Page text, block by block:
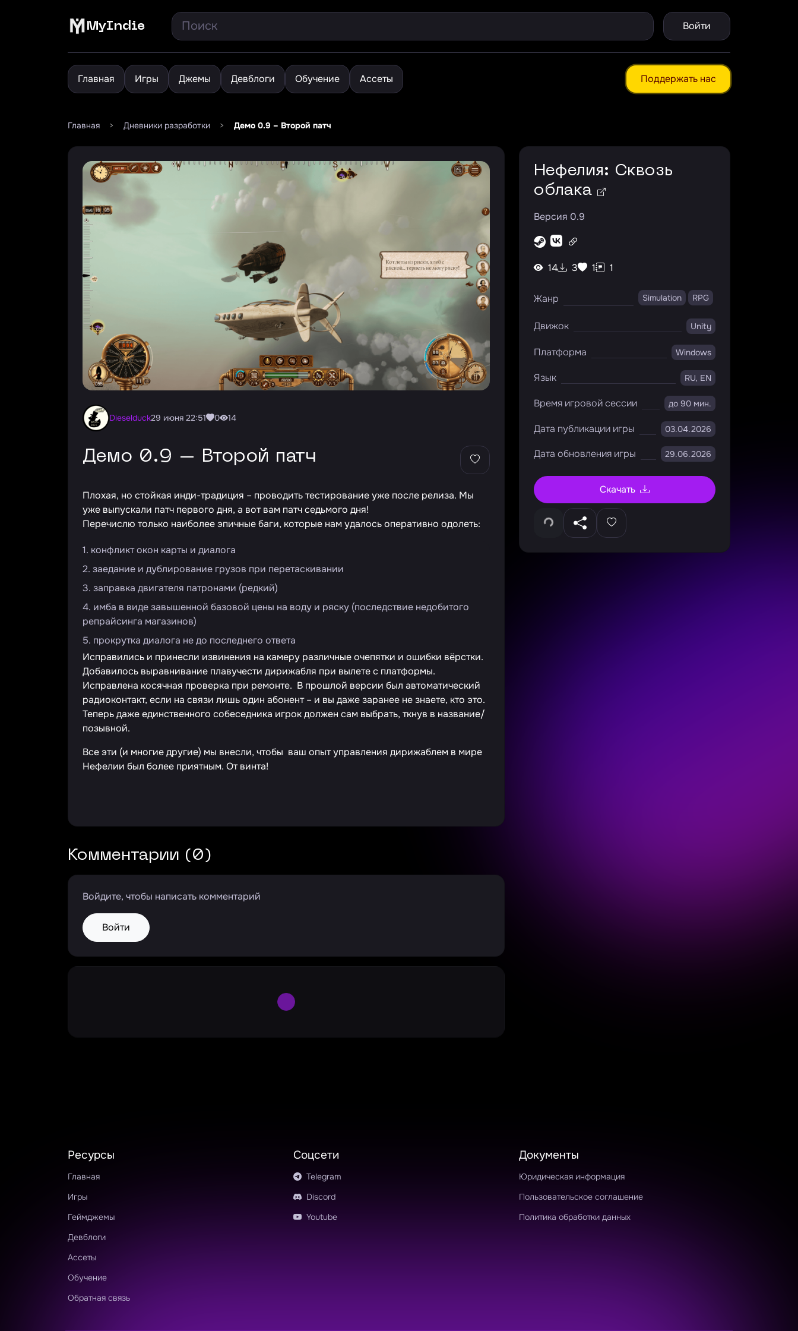
MyIndie Войти
Главная Игры Джемы Девблоги Обучение Ассеты Поддержать нас
Главная > Дневники разработки > Демо 0.9 – Второй патч
Dieselduck29 июня 22:51 0 14
Демо 0.9 – Второй патч
Плохая, но стойкая инди-традиция – проводить тестирование уже после релиза. Мы
уже выпускали патч первого дня, а вот вам патч седьмого дня!
Перечислю только наиболее эпичные баги, которые нам удалось оперативно одолеть:
конфликт окон карты и диалога
заедание и дублирование грузов при перетаскивании
заправка двигателя патронами (редкий)
имба в виде завышенной базовой цены на воду и ряску (последствие недобитого
репрайсинга магазинов)
прокрутка диалога не до последнего ответа
Исправились и принесли извинения на камеру различные очепятки и ошибки вёрстки.
Добавилось выравнивание плавучести дирижабля при вылете с платформы.
Исправлена косячная проверка при ремонте. В прошлой версии был автоматический
радиоконтакт, если на связи лишь один абонент – и вы даже заранее не знаете, кто это.
Теперь даже единственного собеседника игрок должен сам выбрать, ткнув в название/
позывной.
Все эти (и многие другие) мы внесли, чтобы ваш опыт управления дирижаблем в мире
Нефелии был более приятным. От винта!
Комментарии (0)
Войдите, чтобы написать комментарий
Войти
Large Spinner
Нефелия: Сквозь
облака
Версия 0.9
14 3 1 1
Жанр Simulation RPG
Движок Unity
Платформа Windows
Язык RU, EN
Время игровой сессии до 90 мин.
Дата публикации игры 03.04.2026
Дата обновления игры 29.06.2026
Скачать
Ресурсы
Главная
Игры
Геймджемы
Девблоги
Ассеты
Обучение
Обратная связь
Соцсети
Telegram
Discord
Youtube
Документы
Юридическая информация
Пользовательское соглашение
Политика обработки данных